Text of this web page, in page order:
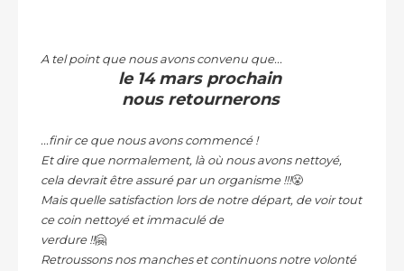
A tel point que nous avons convenu que...
le 14 mars prochain
nous retournerons
...finir ce que nous avons commencé !
Et dire que normalement, là où nous avons nettoyé,
cela devrait être assuré par un organisme !!!😤
Mais quelle satisfaction lors de notre départ, de voir tout
ce coin nettoyé et immaculé de
verdure !!🤗
Retroussons nos manches et continuons notre volonté